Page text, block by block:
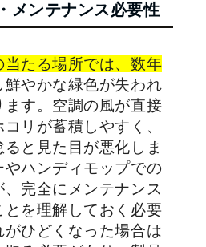
メンテナンス必要性
当たる場所では、数年
鮮やかな緑色が失われ
す。空調の風が直接
リが蓄積しやすく、
と見た目が悪化しま
ハンディモップでの
完全にメンテナンス
とを理解しておく必要
ひどくなった場合は